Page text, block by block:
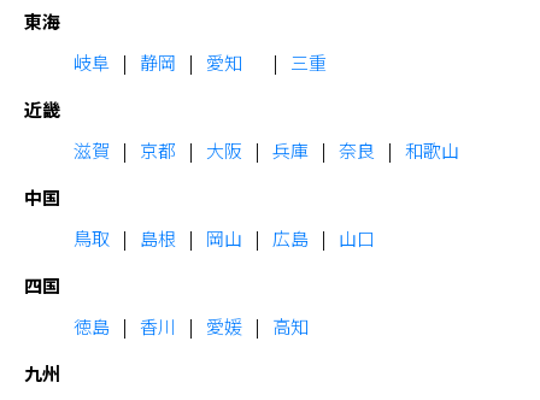
東海
岐阜
静岡 愛知
三重
近畿
滋賀
京都 大阪 兵庫 奈良
和歌山
中国
鳥取
島根 岡山 広島
山口
四国
徳島
香川 愛媛
高知
九州